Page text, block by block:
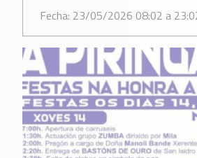
Fecha: 23/05/2026 08:02 a